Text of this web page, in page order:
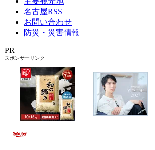
名古屋RSS
お問い合わせ
防災・災害情報
PR
スポンサーリンク